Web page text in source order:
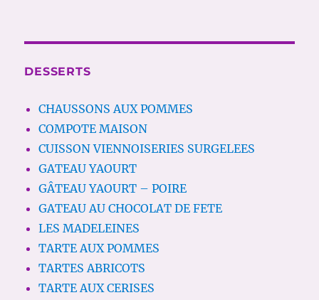
DESSERTS
CHAUSSONS AUX POMMES
COMPOTE MAISON
CUISSON VIENNOISERIES SURGELEES
GATEAU YAOURT
GÂTEAU YAOURT – POIRE
GATEAU AU CHOCOLAT DE FETE
LES MADELEINES
TARTE AUX POMMES
TARTES ABRICOTS
TARTE AUX CERISES